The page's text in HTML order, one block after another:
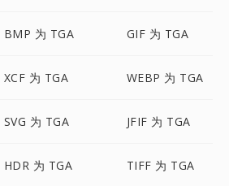
BMP 为 TGA GIF 为 TGA
XCF 为 TGA WEBP 为 TGA
SVG 为 TGA JFIF 为 TGA
HDR 为 TGA TIFF 为 TGA